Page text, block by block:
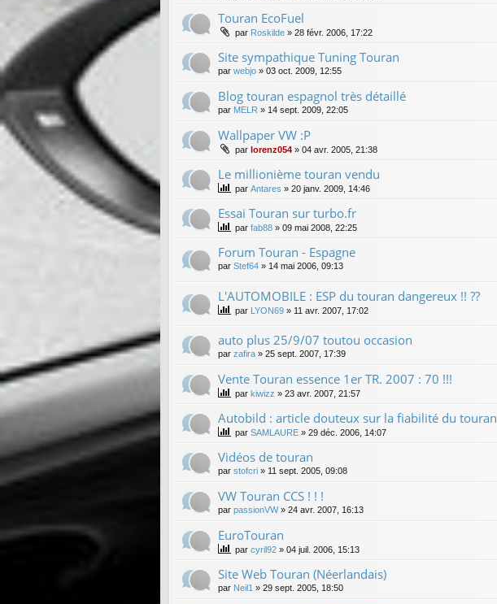
Touran EcoFuel
par Roskilde » 28 févr. 2006, 17:22
Site sympathique Tuning Touran
par webjo » 03 oct. 2009, 12:55
Blog touran espagnol très détaillé
par MELR » 14 sept. 2009, 22:05
Wallpaper VW :P
par lorenz054 » 04 avr. 2005, 21:38
Le millionième touran vendu
par Antares » 20 janv. 2009, 14:46
Essai Touran sur turbo.fr
par fab88 » 09 mai 2008, 22:25
Forum Touran - Espagne
par Stef64 » 14 mai 2006, 09:13
L'AUTOMOBILE : ESP du touran dangereux !! ??
par LYON69 » 11 avr. 2007, 17:02
auto plus 25/9/07 toutou occasion
par zafira » 25 sept. 2007, 17:39
Vente Touran essence 1er TR. 2007 : 70 !!!
par kiwizz » 23 avr. 2007, 21:57
Autobild : article douteux sur la fiabilité du touran
par SAMLAURE » 29 déc. 2006, 14:07
Vidéos de touran
par stofcri » 11 sept. 2005, 09:08
VW Touran CCS ! ! !
par passionVW» 24 avr. 2007, 16:13
EuroTouran
par cyril92 » 04 juil. 2006, 15:13
Site Web Touran (Néerlandais)
par Neil1 » 29 sept. 2005, 18:50